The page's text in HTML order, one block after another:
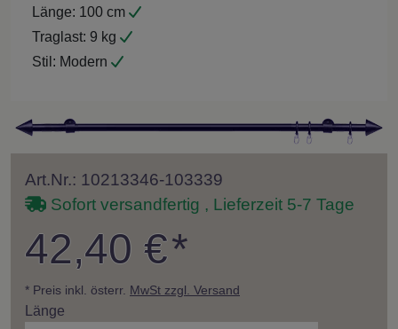
Länge: 100 cm
Traglast: 9 kg
Stil: Modern
Art.Nr.: 10213346-103339
Sofort versandfertig , Lieferzeit 5-7 Tage
42,40 €*
* Preis inkl. österr. MwSt zzgl. Versand
Länge